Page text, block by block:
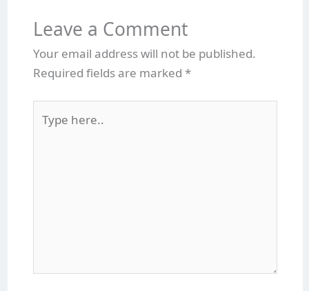
Leave a Comment
Your email address will not be published.
Required fields are marked *
here..